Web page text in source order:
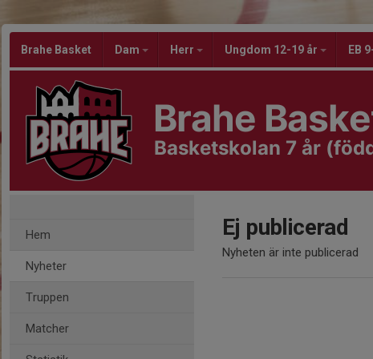
Brahe Basket Dam Herr Ungdom 12-19 år EB
Brahe
Basketskolan 7 år
Hem
Nyheter
Truppen
Matcher
Ej publicerad
Nyheten är inte publicerad